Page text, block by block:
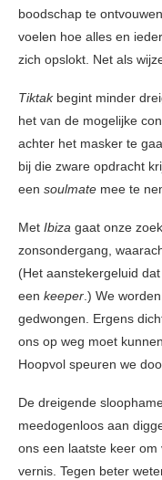
boodschap te
voelen hoe alles en
zich opslokt. Net als
Tiktakbegint minder
het van de mogelijke
achter het masker te
bij die zware opdracht
een soulmate mee te
Met Ibiza gaat onze
zonsondergang,
(Het aanstekergeluid
een keeper.) We
gedwongen. Ergens
ons op weg moet
Hoopvol speuren we
De dreigende
meedogenloos aan
ons een laatste keer
vernis. Tegen beter